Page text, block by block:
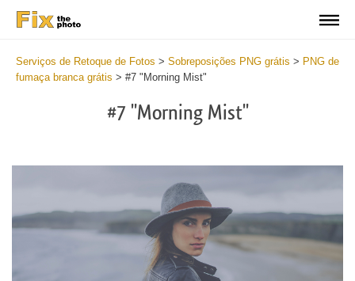
Serviços de Retoque de Fotos > Sobreposições PNG grátis > PNG de
fumaça branca grátis > #7 "Morning Mist"
#7 "Morning Mist"